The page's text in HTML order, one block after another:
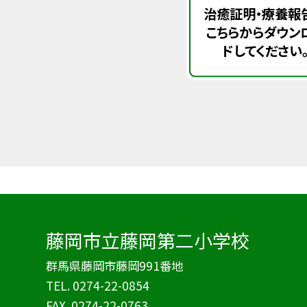
治癒証明・療養報
こちらからダウン
ドしてください。
藤岡市立藤岡第二小学校
群馬県藤岡市藤岡991番地
TEL. 0274-22-0854